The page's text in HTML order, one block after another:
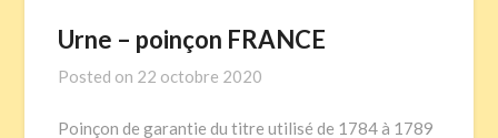
Urne – poinçon FRANCE
Posted on 22 octobre 2020
Poinçon de garantie du titre utilisé de 1784 à 1789